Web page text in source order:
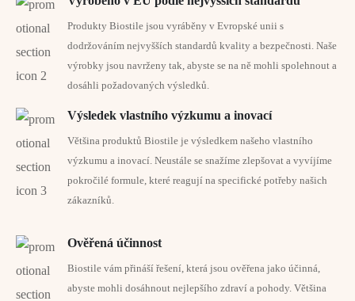
Zánět močových cest je jedním z nejčastějších zánětlivých
procesů u člověka.
Nejrozšířenější jsou záněty dolní části močových cest, tedy zánět
močového měchýře nebo močové trubice a zánět horní části
močových cest – zánět ledvin.
Hlavní příčinou infekcí močových cest jsou bakterie, které se do
močových cest dostávají od střev. Po prodělání infekce se část
náchylnější k infekcím a zánětům močových cest.
lékařské
přesličky
200 mg n.s.
Extrakt z
listů
trubkovce
tyčinkového
Produkty Biostile jsou vyráběny v Evropské unii s
dodržováním nejvyšších standardů kvality a bezpečnosti. Naše
výrobky jsou navrženy tak, abyste se na ně mohli spolehnout a
dosáhli požadovaných výsledků.
Výsledek vlastního výzkumu a inovací
Většina produktů Biostile je výsledkem našeho vlastního
výzkumu a inovací. Neustále se snažíme zlepšovat a vyvíjíme
pokročilé formule, které reagují na specifické potřeby našich
zákazníků.
Ověřená účinnost
Biostile vám přináší řešení, která jsou ověřena jako účinná,
abyste mohli dosáhnout nejlepšího zdraví a pohody. Většina
Získejte 10% slevu na celý nákup.
Ale počkejte, to není všechno…
Získejte exkluzivní přístup k nabídkám,
výprodejům a dalším výhodám…